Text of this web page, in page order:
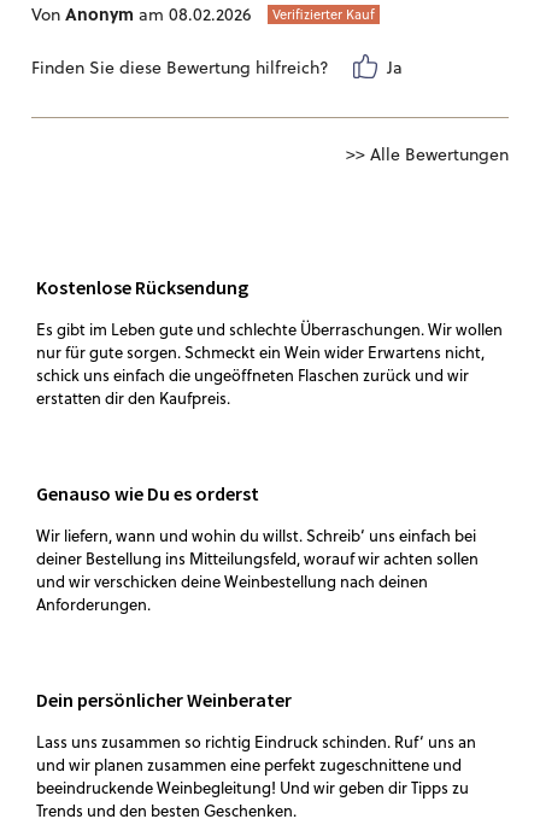
Von Anonym am 08.02.2026 Verifizierter Kauf
Finden Sie diese Bewertung hilfreich? Ja
>> Alle Bewertungen
Kostenlose Rücksendung
Es gibt im Leben gute und schlechte Überraschungen. Wir wollen
nur für gute sorgen. Schmeckt ein Wein wider Erwartens nicht,
schick uns einfach die ungeöffneten Flaschen zurück und wir
erstatten dir den Kaufpreis.
Genauso wie Du es orderst
Wir liefern, wann und wohin du willst. Schreib‘ uns einfach bei
deiner Bestellung ins Mitteilungsfeld, worauf wir achten sollen
und wir verschicken deine Weinbestellung nach deinen
Anforderungen.
Dein persönlicher Weinberater
Lass uns zusammen so richtig Eindruck schinden. Ruf‘ uns an
und wir planen zusammen eine perfekt zugeschnittene und
beeindruckende Weinbegleitung! Und wir geben dir Tipps zu
Trends und den besten Geschenken.